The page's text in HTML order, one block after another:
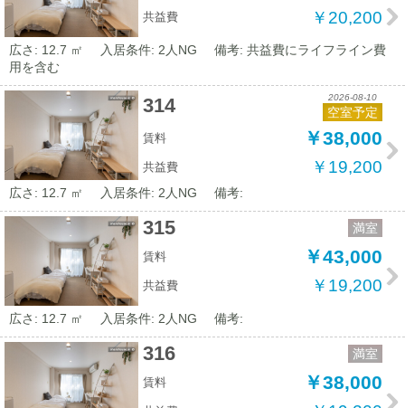
共益費 ￥20,200
広さ: 12.7 ㎡ 入居条件: 2人NG
備考: 共益費にライフライン費
用を含む
314 2026-08-10
空室予定
賃料 ￥38,000
共益費 ￥19,200
広さ: 12.7 ㎡ 入居条件: 2人NG 備考:
315 満室
賃料 ￥43,000
共益費 ￥19,200
広さ: 12.7 ㎡ 入居条件: 2人NG 備考:
316 満室
賃料 ￥38,000